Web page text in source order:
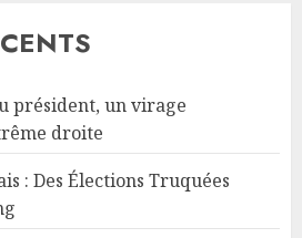
président, un virage
droite
: Des Élections Truquées